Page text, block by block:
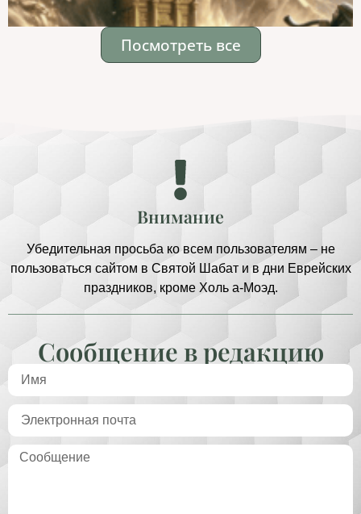
Посмотреть все
Внимание
Убедительная просьба ко всем пользователям – не
пользоваться сайтом в Святой Шабат и в дни Еврейских
праздников, кроме Холь а-Моэд.
Сообщение в редакцию